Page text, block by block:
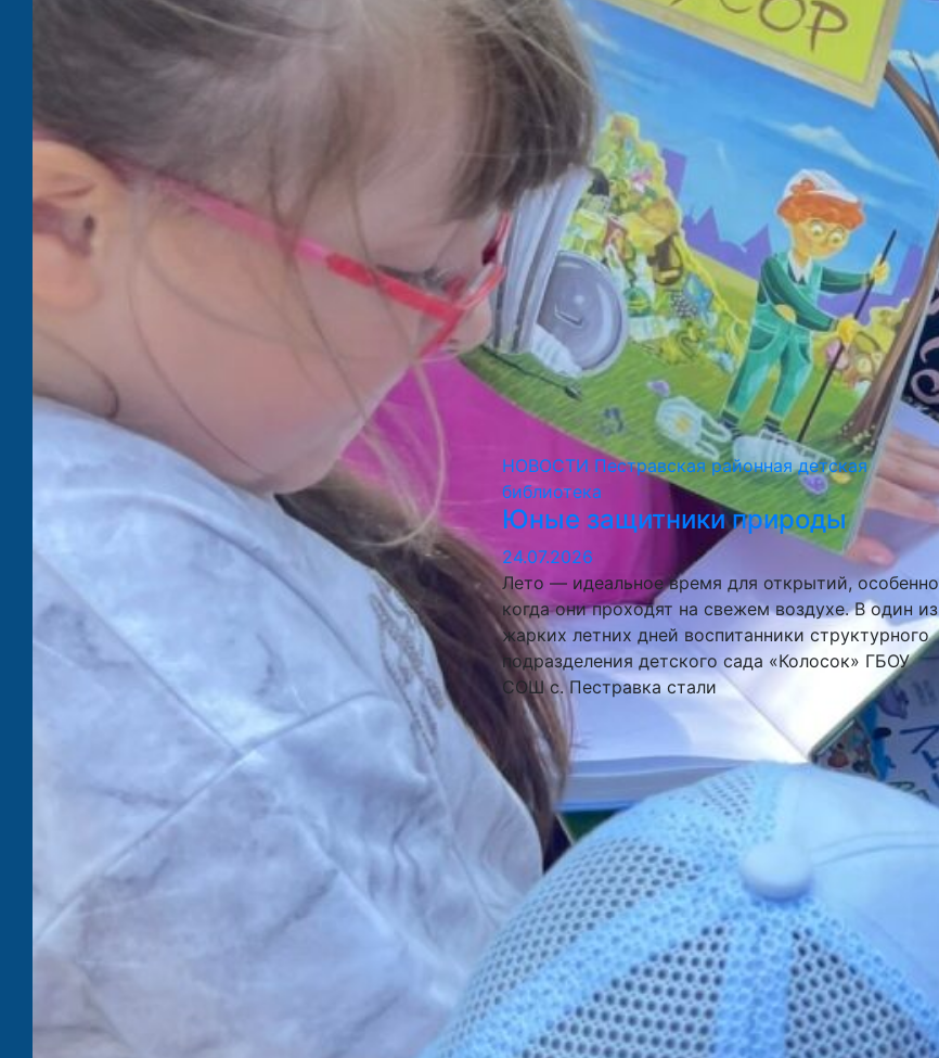
НОВОСТИ Пестравская районная детская
библиотека
Юные защитники природы
24.07.2026
Лето — идеальное время для открытий, особенно
когда они проходят на свежем воздухе. В один из
жарких летних дней воспитанники структурного
подразделения детского сада «Колосок» ГБОУ
СОШ с. Пестравка стали